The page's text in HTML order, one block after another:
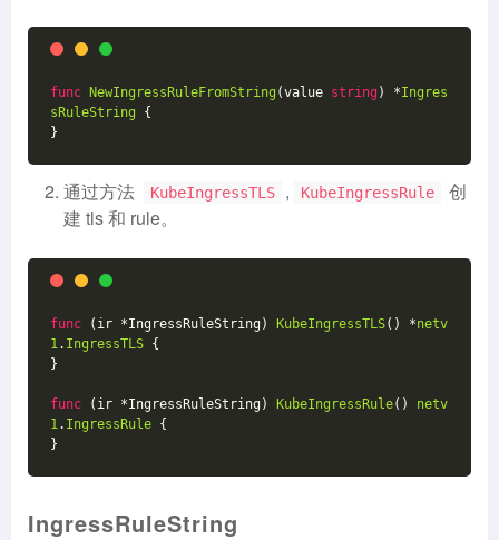
func NewIngressRuleFromString (value string ) *Ingres
sRuleString {
}
通过方法 KubeIngressTLS , KubeIngressRule
创
建 tls 和 rule。
func (ir *IngressRuleString) KubeIngressTLS() *netv
1. IngressTLS {
}
func (ir *IngressRuleString) KubeIngressRule()
netv
1. IngressRule {
}
IngressRuleString